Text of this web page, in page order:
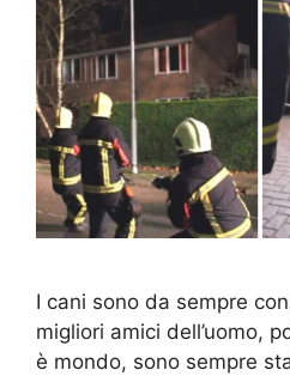
I cani sono da sempre
migliori amici dell’uomo,
è mondo, sono sempre